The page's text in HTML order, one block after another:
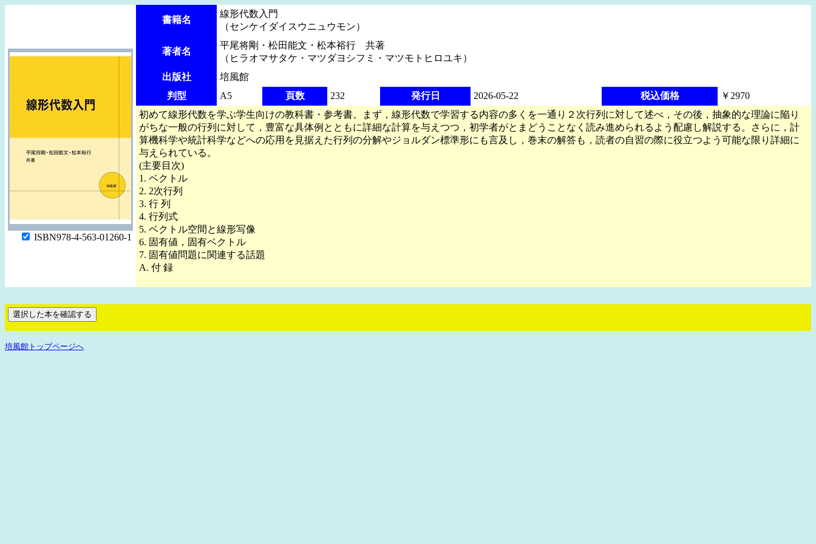
ISBN978-4-563-01260-1
書籍名
線形代数入門
（センケイダイスウニュウモン）
著者名
平尾将剛・松田能文・松本裕行 共著
（ヒラオマサタケ・マツダヨシフミ・マツモトヒロユキ）
出版社
培風館
判型
A5 頁数 232 発行日 2026-05-22 税込価格
￥2970
初めて線形代数を学ぶ学生向けの教科書・参考書。まず，線形代数で学習する内容の多くを一通り２次行列に対して述べ，その後，抽象的な理論に陥り
がちな一般の行列に対して，豊富な具体例とともに詳細な計算を与えつつ，初学者がとまどうことなく読み進められるよう配慮し解説する。さらに，計
算機科学や統計科学などへの応用を見据えた行列の分解やジョルダン標準形にも言及し，巻末の解答も，読者の自習の際に役立つよう可能な限り詳細に
与えられている。
(主要目次)
1. ベクトル
2. 2次行列
3. 行 列
4. 行列式
5. ベクトル空間と線形写像
6. 固有値，固有ベクトル
7. 固有値問題に関連する話題
A. 付 録
培風館トップページへ